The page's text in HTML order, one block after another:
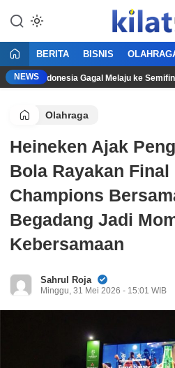
Mencerdaskan
BERITA BISNIS
NEWS
Indonesia Gagal Melaju ke Semifinal
Olahraga
Heineken Ajak
Bola Rayakan Final
Champions
Begadang Jadi
Kebersamaan
Sahrul Roja
Minggu, 31 Mei 2026 - 15:01 WIB